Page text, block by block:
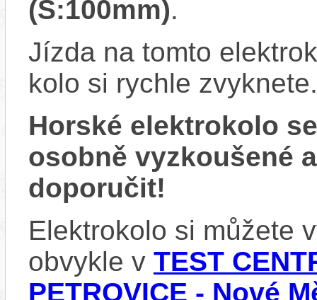
(S:100mm).
Jízda na tomto
kolo si rychle zvyknete.
Horské elektrokolo
osobně vyzkoušené
doporučit!
Elektrokolo si můžete
obvykle v TEST
PETROVICE - Nové